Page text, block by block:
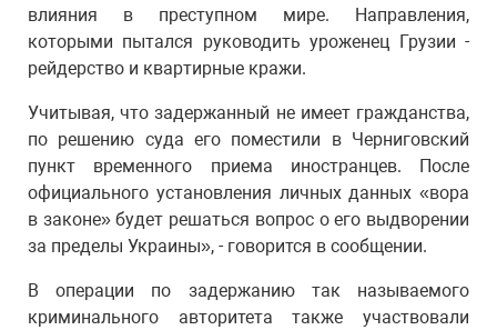
влияния в преступном мире. Направления,
которыми пытался руководить уроженец Грузии -
рейдерство и квартирные кражи.
Учитывая, что задержанный не имеет гражданства,
по решению суда его поместили в Черниговский
пункт временного приема иностранцев. После
официального установления личных данных «вора
в законе» будет решаться вопрос о его выдворении
за пределы Украины», - говорится в сообщении.
В операции по задержанию так называемого
криминального авторитета также участвовали